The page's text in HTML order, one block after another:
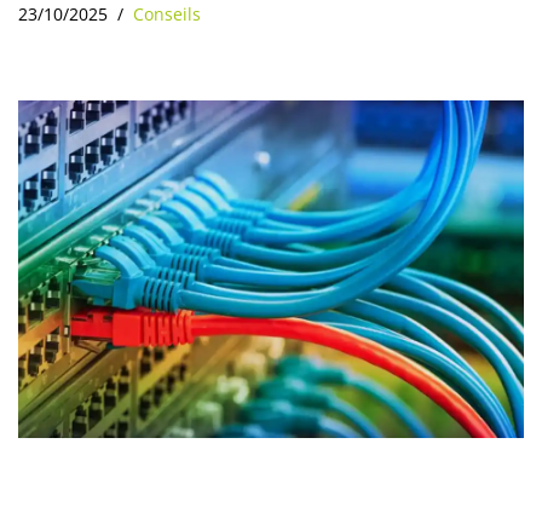
23/10/2025 Conseils